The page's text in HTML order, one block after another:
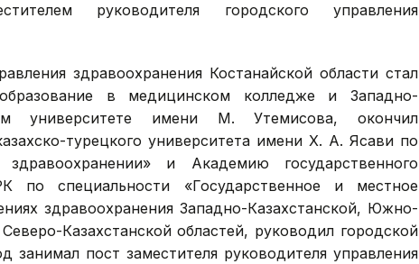
руководителя городского управления
здравоохранения Костанайской области стал
в медицинском колледже и Западно-
университете имени М. Утемисова, окончил
турецкого университета имени Х. А. Ясави по
и Академию государственного
по специальности «Государственное и местное
здравоохранения Западно-Казахстанской, Южно-
Казахстанской областей, руководил городской
занимал пост заместителя руководителя управления